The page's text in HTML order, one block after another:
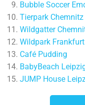
Bubble Soccer
Tierpark Chemnitz
Wildgatter
Wildpark
Café Pudding
BabyBeach
JUMP House